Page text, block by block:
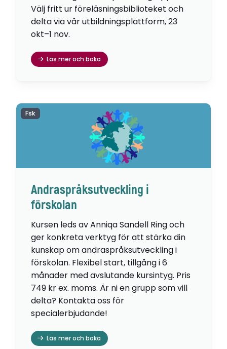
Välj fritt ur föreläsningsbiblioteket och
delta via vår utbildningsplattform, 23
okt–1 nov.
Läs mer och boka
Andraspråksutveckling i
förskolan
Kursen leds av Anniqa Sandell Ring och
ger konkreta verktyg för att stärka din
kunskap om andraspråksutveckling i
förskolan. Flexibel start, tillgång i 6
månader med avslutande kursintyg. Pris
749 kr ex. moms. Är ni en grupp som vill
delta? Kontakta oss för
specialerbjudande!
Läs mer och boka
Fsk